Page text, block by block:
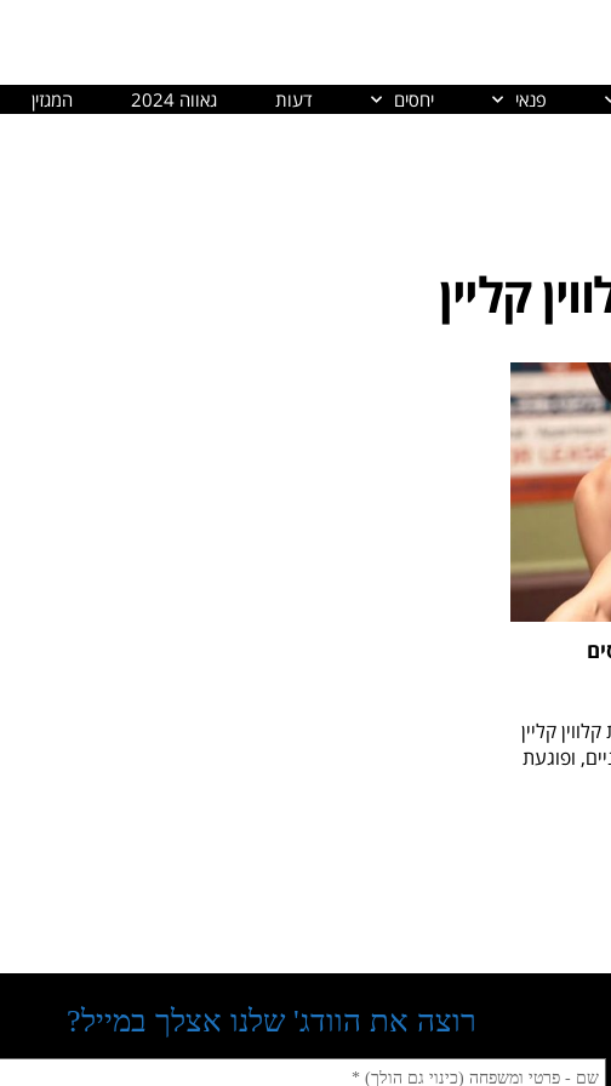
פנאי יחסים דעות גאווה 2024 המגזין
קליין
קליין
ופוגעת